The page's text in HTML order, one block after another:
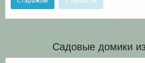
Садовые домики